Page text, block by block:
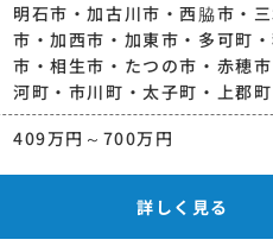
明石市・加古川市・西脇市・
市・加西市・加東市・多可町
市・相生市・たつの市・赤穂
河町・市川町・太子町・上郡
409万円～700万円
詳しく見る